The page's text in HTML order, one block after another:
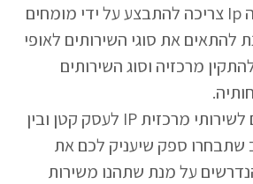
התאמה של מרכזיה Ip צריכה להתבצע על ידי מומחים
להתאים את סוגי השירותים לאופי
מרכזיה וסוג השירותים
בין אם אתם זקוקים לשירותי מרכזית IP לעסק קטן ובין
שתבחרו ספק שיעניק לכם את
על מנת שתהנו משירות